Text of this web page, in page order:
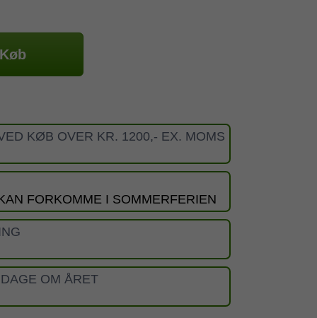
KØB OVER KR. 1200,- EX. MOMS
FORKOMME I SOMMERFERIEN
OM ÅRET